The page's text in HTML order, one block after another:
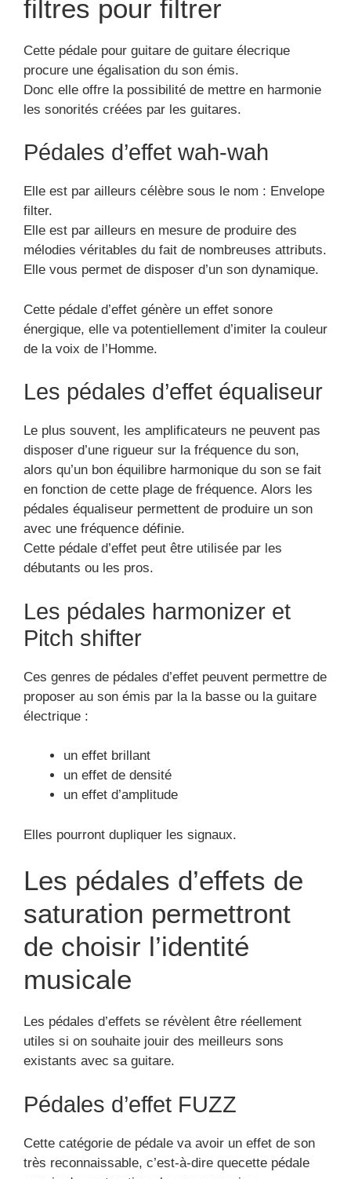
Cette pédale d’effet génère un effet sonore
de la voix de l’Homme.
Les pédales d’effet équaliseur
Le plus souvent, les amplificateurs ne peuvent pas
disposer d’une rigueur sur la fréquence du son,
en fonction de cette plage de fréquence. Alors les
pédales équaliseur permettent de produire un son
avec une fréquence définie.
Cette pédale d’effet peut être utilisée par les
débutants ou les pros.
Les pédales harmonizer et
Pitch shifter
Ces genres de pédales d’effet peuvent permettre de
proposer au son émis par la la basse ou la guitare
électrique :
un effet brillant
un effet de densité
un effet d’amplitude
Elles pourront dupliquer les signaux.
saturation permettront
de choisir l’identité
musicale
utiles si on souhaite jouir des meilleurs sons
existants avec sa guitare.
très reconnaissable, c’est-à-dire quecette pédale
envoie des saturations beaucoup moins
caractérisées que les overdrives. Elle est dominée
par un son assez aigu.
En réalité elle se marie somptueusement avec un
genre punk.
saturé.
Pédales de distortion
Les pédales de distorsion vont permettre aux
Ces pédales de distortion] sont d’avantage
vigoureuses vis à vis des pédales d’overdrive. Elle